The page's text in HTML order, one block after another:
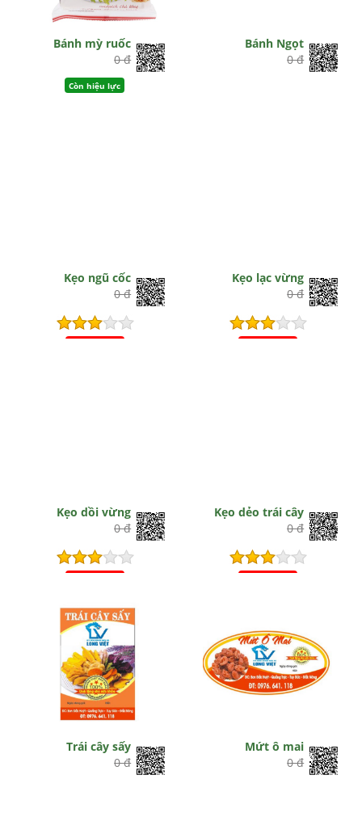
Bánh mỳ ruốc
0 đ
Còn hiệu lực
Bánh Ngọt
0 đ
Kẹo ngũ cốc
0 đ
Kẹo lạc vừng
0 đ
Kẹo dồi vừng
0 đ
Kẹo dẻo trái cây
0 đ
Trái cây sấy
0 đ
Mứt ô mai
0 đ